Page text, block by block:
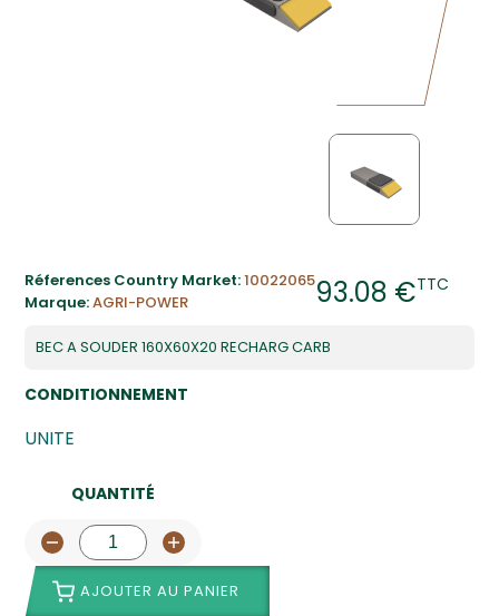
Réferences Country Market:10022065
Marque:AGRI-POWER 93.08 €TTC
BEC A SOUDER 160X60X20 RECHARG CARB
CONDITIONNEMENT
UNITE
QUANTITÉ
AJOUTER AU PANIER